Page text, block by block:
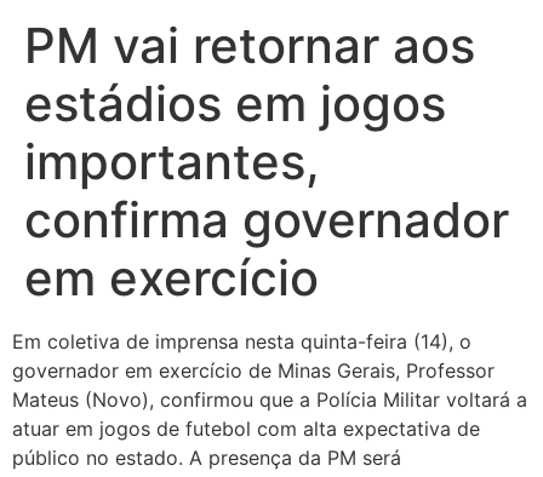
PM vai retornar aos
estádios em jogos
importantes,
confirma governador
em exercício
Em coletiva de imprensa nesta quinta-feira (14), o
governador em exercício de Minas Gerais, Professor
Mateus (Novo), confirmou que a Polícia Militar voltará a
atuar em jogos de futebol com alta expectativa de
público no estado. A presença da PM será